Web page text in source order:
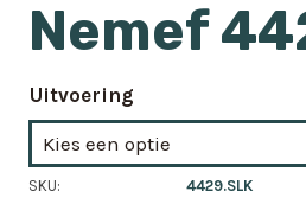
Nemef
Uitvoering
SKU: 4429.SLK